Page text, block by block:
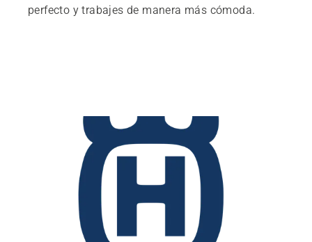
perfecto y trabajes de manera más cómoda.